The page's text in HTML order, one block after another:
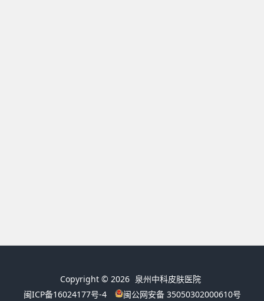
Copyright © 2026 泉州中科皮肤医院
闽ICP备16024177号-4
闽公网安备 35050302000610号